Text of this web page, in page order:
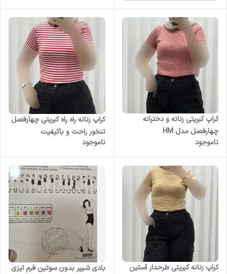
کراپ کبریتی زنانه و دخترانه
چهارفصل مدل HM
ناموجود
کراپ زنانه راه راه کبریتی چهارفصل
تنخور راحت و باکیفیت
ناموجود
کراپ زنانه کبریتی طرحدار آستین
بادی شیپر بدون سوتین فرم ایزی